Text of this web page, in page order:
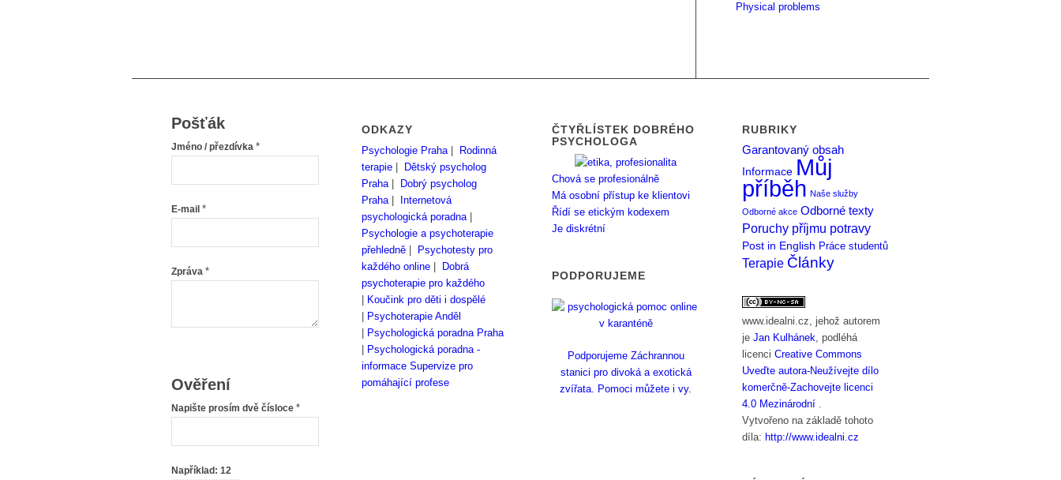
Physical problems
Pošťák
Jméno / přezdívka *
E-mail *
Zpráva *
Ověření
Napište prosím dvě čísloce *
Například: 12
ODKAZY
Psychologie Praha|
Rodinná
terapie
Dětský psycholog
Praha|
Dobrý psycholog
Praha|
Internetová
psychologická poradna|
Psychologie a psychoterapie
přehledně
Psychotesty pro
každého online
Dobrá
psychoterapie pro každého
Koučink pro děti i dospělé
Psychoterapie Anděl
Psychologická poradna Praha
Psychologická poradna -
informace Supervize pro
pomáhající profese
ČTYŘLÍSTEK DOBRÉHO
PSYCHOLOGA
Chová se profesionálně
Má osobní přístup ke klientovi
Řídí se etickým kodexem
Je diskrétní
PODPORUJEME
Podporujeme Záchrannou
stanici pro divoká a exotická
zvířata. Pomoci můžete i vy.
RUBRIKY
Garantovaný obsah
Informace Můj
příběh Naše služby
Odborné akce Odborné texty
Poruchy příjmu potravy
Post in English Práce studentů
Terapie Články
www.idealni.cz, jehož autorem
jeJan Kulhánek, podléhá
licenciCreative Commons
Uveďte autora-Neužívejte dílo
komerčně-Zachovejte licenci
4.0 Mezinárodní .
Vytvořeno na základě tohoto
díla: http://www.idealni.cz